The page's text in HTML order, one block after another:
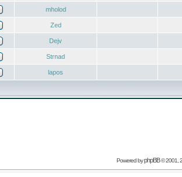
mholod
Zed
Dejv
Strnad
lapos
Powered byphpBB© 2001,